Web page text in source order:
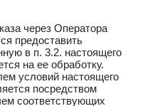
через Оператора
предоставить
в п. 3.2. настоящего
на ее обработку.
условий настоящего
посредством
соответствующих